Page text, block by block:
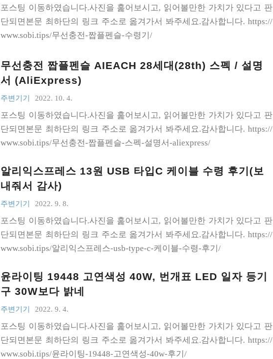
포스팅 이동하였습니다.사진을 훑어보시고, 읽어볼만한 가치가 있다고 판
단되면본문 최하단의 링크 주소로 옮겨가서 봐주세요.감사합니다. https://
www.sobi.tips/무선충전-짭플펜슬-수령기/
무선충전 짭플펜슬 AIEACH 28세대(28th) 스펙 / 설명
서 (AliExpress)
주변기기 2022. 10. 4.
포스팅 이동하였습니다.사진을 훑어보시고, 읽어볼만한 가치가 있다고 판
단되면본문 최하단의 링크 주소로 옮겨가서 봐주세요.감사합니다. https://
www.sobi.tips/무선충전-짭플펜슬-스펙-설명서-aliexpress/
알리익스프레스 13원 USB 타입C 케이블 수령 후기(보
내줘서 감사)
주변기기 2022. 9. 8.
포스팅 이동하였습니다.사진을 훑어보시고, 읽어볼만한 가치가 있다고 판
단되면본문 최하단의 링크 주소로 옮겨가서 봐주세요.감사합니다. https://
www.sobi.tips/알리익스프레스-usb-type-c-케이블-수령-후기/
윤라이팅 19448 고연색성 40W, 번개표 LED 일자 등기
구 30W보다 밝네
주변기기 2022. 9. 4.
포스팅 이동하였습니다.사진을 훑어보시고, 읽어볼만한 가치가 있다고 판
단되면본문 최하단의 링크 주소로 옮겨가서 봐주세요.감사합니다. https://
www.sobi.tips/윤라이팅-19448-고연색성-40w-후기/